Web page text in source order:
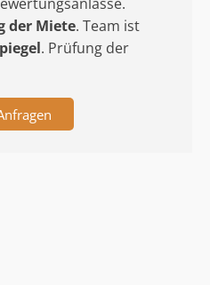
der Miete. Team ist
. Prüfung der